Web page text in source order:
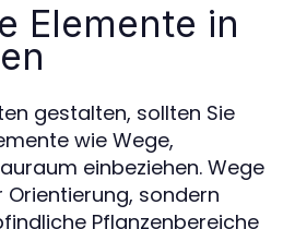
Elemente in
gestalten, sollten Sie
wie Wege,
einbeziehen. Wege
sondern
Pflanzenbereiche